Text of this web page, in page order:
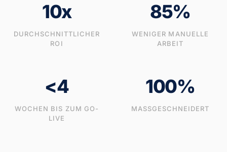
10x
DURCHSCHNITTLICHER
ROI
85%
WENIGER MANUELLE
ARBEIT
<4
WOCHEN BIS ZUM GO-
LIVE
100%
MASSGESCHNEIDERT